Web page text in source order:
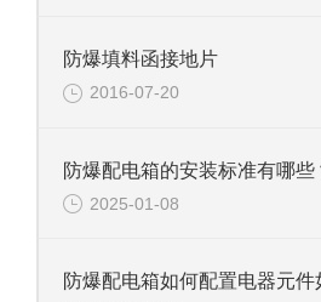
防爆填料函接地片
2016-07-20
防爆配电箱的安装标准有哪些
2025-01-08